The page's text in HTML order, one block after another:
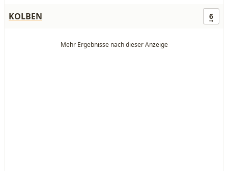
KOLBEN 6